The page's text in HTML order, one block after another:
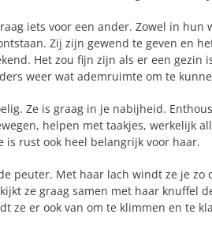
iets voor een ander. Zowel in
Zij zijn gewend te geven en
Het zou fijn zijn als er een
weer wat ademruimte om te
Ze is graag in je nabijheid.
helpen met taakjes, werkelijk
is rust ook heel belangrijk voor haar.
peuter. Met haar lach windt ze je
ze graag samen met haar knuffel
ze er ook van om te klimmen en te